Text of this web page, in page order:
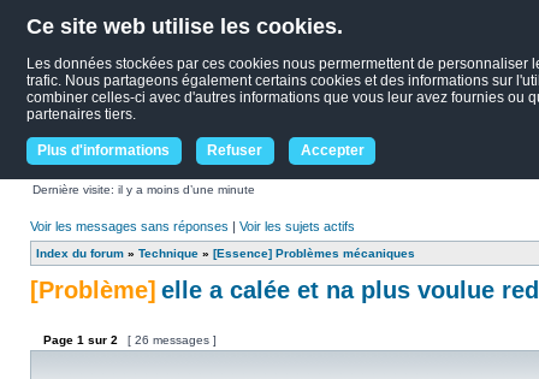
Ce site web utilise les cookies.
Les données stockées par ces cookies nous permermettent de
trafic. Nous partageons également certains cookies et des informations sur
combiner celles-ci avec d'autres informations que vous leur avez fournies ou
partenaires tiers.
Plus d'informations Refuser Accepter
Dernière visite: il y a moins d’une minute
Voir les messages sans réponses | Voir les sujets actifs
Index du forum » Technique » [Essence] Problèmes mécaniques
[Problème] elle a calée et na plus voulue
Page 1 sur 2 [ 26 messages ]